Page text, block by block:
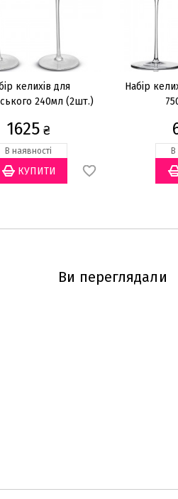
келихів для
240мл (2шт.)
1625 ₴
В наявності
Набір
В
Ви переглядали